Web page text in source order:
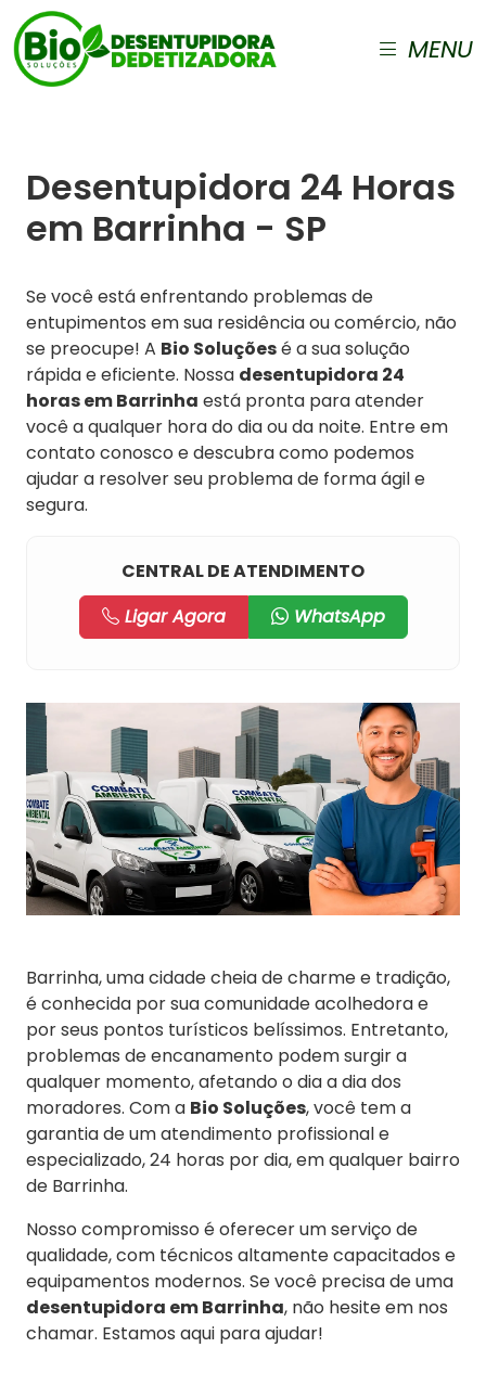
MENU
Desentupidora 24 Horas
em Barrinha - SP
Se você está enfrentando problemas de
entupimentos em sua residência ou comércio, não
se preocupe! A Bio Soluçõesé a sua solução
rápida e eficiente. Nossa desentupidora 24
horas em Barrinha está pronta para atender
você a qualquer hora do dia ou da noite. Entre em
contato conosco e descubra como podemos
ajudar a resolver seu problema de forma ágil e
segura.
CENTRAL DE ATENDIMENTO
Ligar Agora
WhatsApp
Barrinha, uma cidade cheia de charme e tradição,
é conhecida por sua comunidade acolhedora e
por seus pontos turísticos belíssimos. Entretanto,
problemas de encanamento podem surgir a
qualquer momento, afetando o dia a dia dos
moradores. Com a Bio Soluções, você tem a
garantia de um atendimento profissional e
especializado, 24 horas por dia, em qualquer bairro
de Barrinha.
Nosso compromisso é oferecer um serviço de
qualidade, com técnicos altamente capacitados e
equipamentos modernos. Se você precisa de uma
desentupidora em Barrinha, não hesite em nos
chamar. Estamos aqui para ajudar!